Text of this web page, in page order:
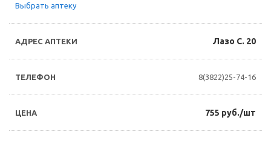
Выбрать аптеку
Лазо С. 20
8(3822)25-74-16
755 руб./шт